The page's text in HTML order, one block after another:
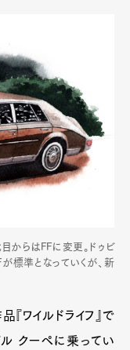
からはFFに変更。ドゥビ
標準となっていくが、新
ワイルドライフ』で
クーペに乗ってい